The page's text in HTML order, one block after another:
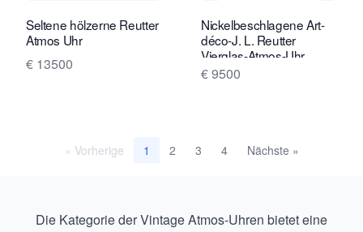
Seltene hölzerne Reutter
Atmos Uhr
€ 13500
Nickelbeschlagene Art-
déco-J. L. Reutter
Vierglas-Atmos-Uhr
M211
€ 9500
« Vorherige 1 2 3 4 Nächste »
Die Kategorie der Vintage Atmos-Uhren bietet eine